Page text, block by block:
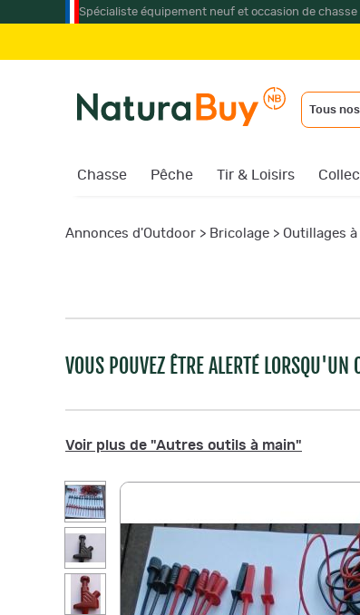
Spécialiste équipement neuf et occasion de
Tous
Chasse Pêche Tir & Loisirs
Annonces d'Outdoor > Bricolage > Outillages à
VOUS POUVEZ ÊTRE ALERTÉ
Voir plus de "Autres outils à main"